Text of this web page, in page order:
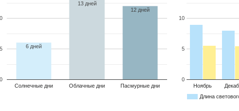
Солнечные дни Облачные дни Пасмурные дни
0
5 6 дней
13 дней
12 дней
Длина
Ноябрь
0
5
10